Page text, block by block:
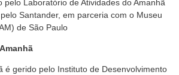
pelo Laboratório de Atividades do Amanhã
Santander, em parceria com o Museu
de São Paulo
é gerido pelo Instituto de Desenvolvimento